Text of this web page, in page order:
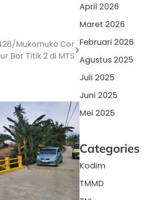
Mukomuko Cor
Bor Titik 2 di MTS
April 2026
Maret 2026
Februari 2026
Agustus 2025
Juli 2025
Juni 2025
Mei 2025
Categories
Kodim
TMMD